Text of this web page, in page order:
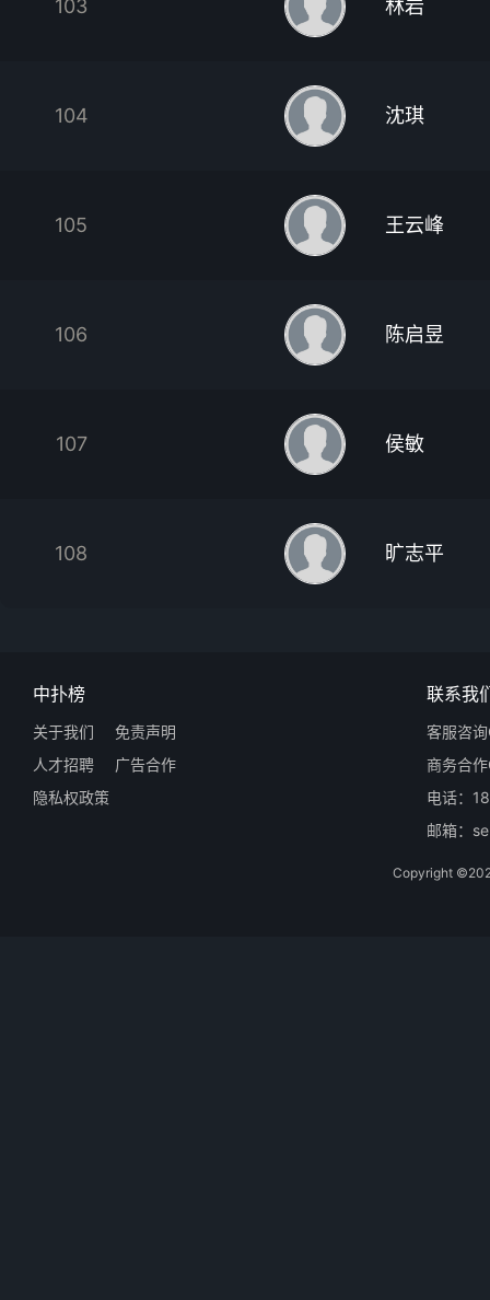
103 林岩
104 沈琪
105 王云峰
106 陈启昱
107 侯敏
108 旷志平
中扑榜
关于我们
免责声明
人才招聘
广告合作
隐私权政策
联系我
客服咨
商务合
电话：
邮箱：
Copyright